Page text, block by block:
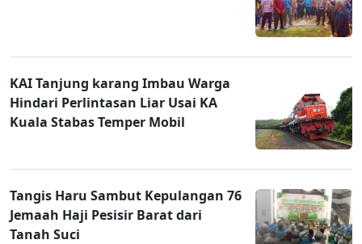
KAI Tanjung karang Imbau Warga
Hindari Perlintasan Liar Usai KA
Kuala Stabas Temper Mobil
Tangis Haru Sambut Kepulangan 76
Jemaah Haji Pesisir Barat dari
Tanah Suci